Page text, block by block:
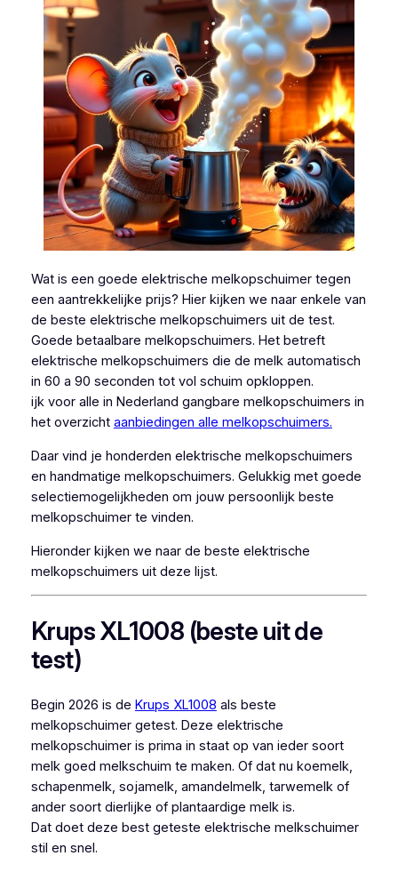
Wat is een goede elektrische melkopschuimer tegen
een aantrekkelijke prijs? Hier kijken we naar enkele van
de beste elektrische melkopschuimers uit de test.
Goede betaalbare melkopschuimers. Het betreft
elektrische melkopschuimers die de melk automatisch
in 60 a 90 seconden tot vol schuim opkloppen.
ijk voor alle in Nederland gangbare melkopschuimers in
het overzicht aanbiedingen alle melkopschuimers.
Daar vind je honderden elektrische melkopschuimers
en handmatige melkopschuimers. Gelukkig met goede
selectiemogelijkheden om jouw persoonlijk beste
melkopschuimer te vinden.
Hieronder kijken we naar de beste elektrische
melkopschuimers uit deze lijst.
Krups XL1008 (beste uit de
test)
Begin 2026 is de Krups XL1008 als beste
melkopschuimer getest. Deze elektrische
melkopschuimer is prima in staat op van ieder soort
melk goed melkschuim te maken. Of dat nu koemelk,
schapenmelk, sojamelk, amandelmelk, tarwemelk of
ander soort dierlijke of plantaardige melk is.
Dat doet deze best geteste elektrische melkschuimer
stil en snel.